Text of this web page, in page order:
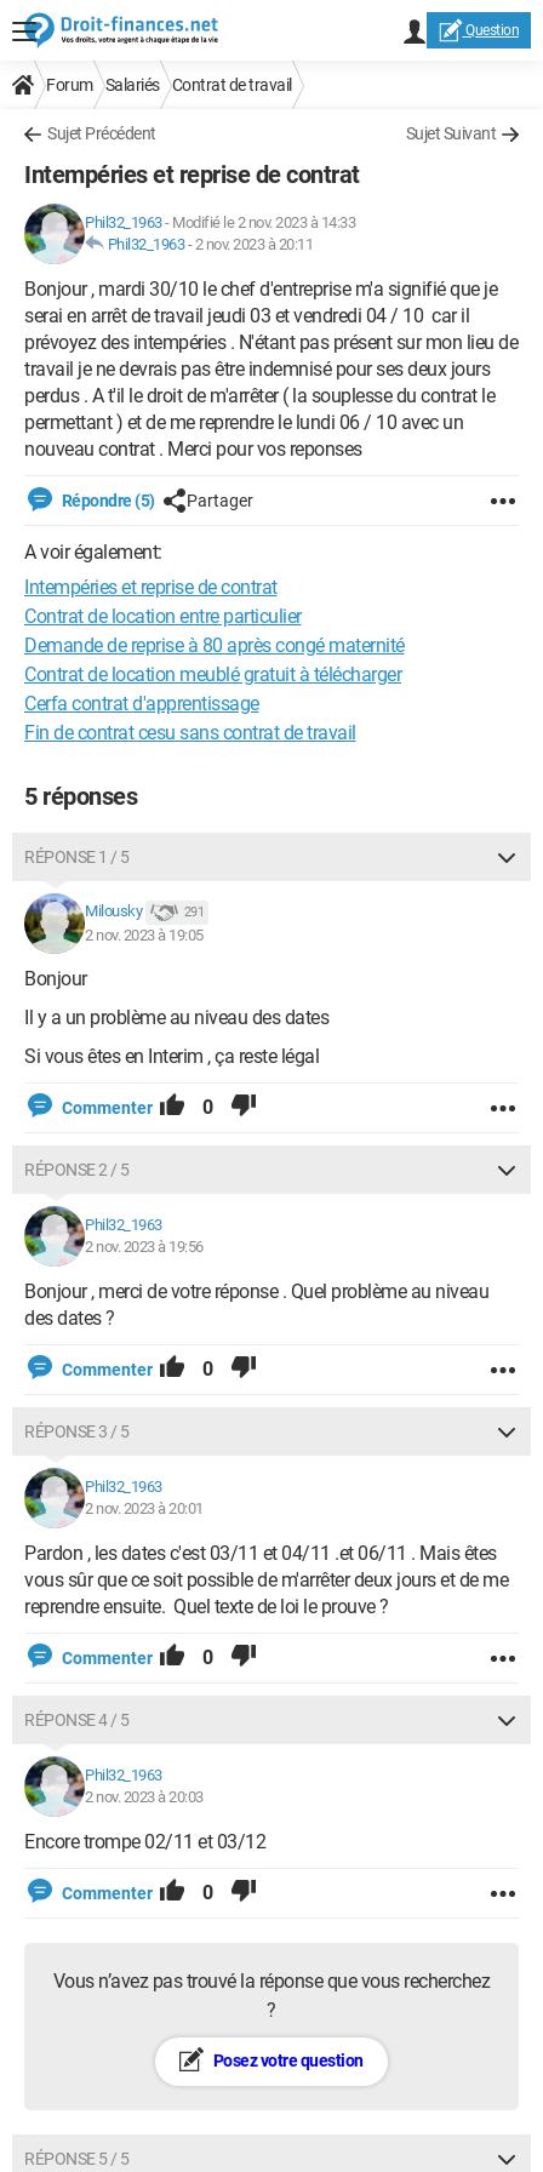
Question
Forum Salariés Contrat de travail
Sujet Précédent Sujet Suivant
Intempéries et reprise de contrat
Phil32_1963- Modifié le 2 nov. 2023 à 14:33
Phil32_1963-2 nov. 2023 à 20:11
Bonjour , mardi 30/10 le chef d'entreprise m'a signifié que je
serai en arrêt de travail jeudi 03 et vendredi 04 / 10 car il
prévoyez des intempéries . N'étant pas présent sur mon lieu de
travail je ne devrais pas être indemnisé pour ses deux jours
perdus . A t'il le droit de m'arrêter ( la souplesse du contrat le
permettant ) et de me reprendre le lundi 06 / 10 avec un
nouveau contrat . Merci pour vos reponses
Répondre (5) Partager
A voir également:
Intempéries et reprise de contrat
Contrat de location entre particulier
Demande de reprise à 80 après congé maternité
Contrat de location meublé gratuit à télécharger
Cerfa contrat d'apprentissage
Fin de contrat cesu sans contrat de travail
5 réponses
RÉPONSE 1 / 5
Milousky 291
2 nov. 2023 à 19:05
Bonjour
Il y a un problème au niveau des dates
Si vous êtes en Interim , ça reste légal
Commenter 0
RÉPONSE 2 / 5
Phil32_1963
2 nov. 2023 à 19:56
Bonjour , merci de votre réponse . Quel problème au niveau
des dates ?
Commenter 0
RÉPONSE 3 / 5
Phil32_1963
2 nov. 2023 à 20:01
Pardon , les dates c'est 03/11 et 04/11 .et 06/11 . Mais êtes
vous sûr que ce soit possible de m'arrêter deux jours et de me
reprendre ensuite. Quel texte de loi le prouve ?
Commenter 0
RÉPONSE 4 / 5
Phil32_1963
2 nov. 2023 à 20:03
Encore trompe 02/11 et 03/12
Commenter 0
Vous n’avez pas trouvé la réponse que vous recherchez
?
Posez votre question
RÉPONSE 5 / 5